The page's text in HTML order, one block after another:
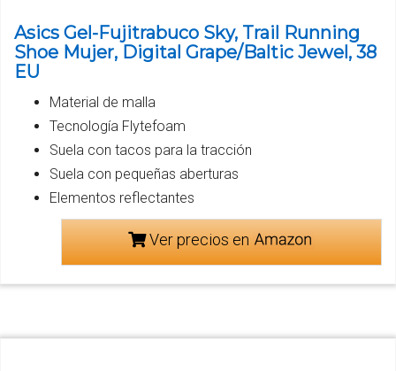
Asics Gel-Fujitrabuco Sky, Trail Running
Shoe Mujer, Digital Grape/Baltic Jewel, 38
EU
Material de malla
Tecnología Flytefoam
Suela con tacos para la tracción
Suela con pequeñas aberturas
Elementos reflectantes
Ver precios en